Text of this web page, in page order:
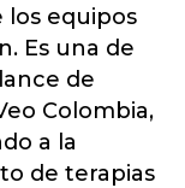
los equipos
Es una de
de
Colombia,
a la
de terapias